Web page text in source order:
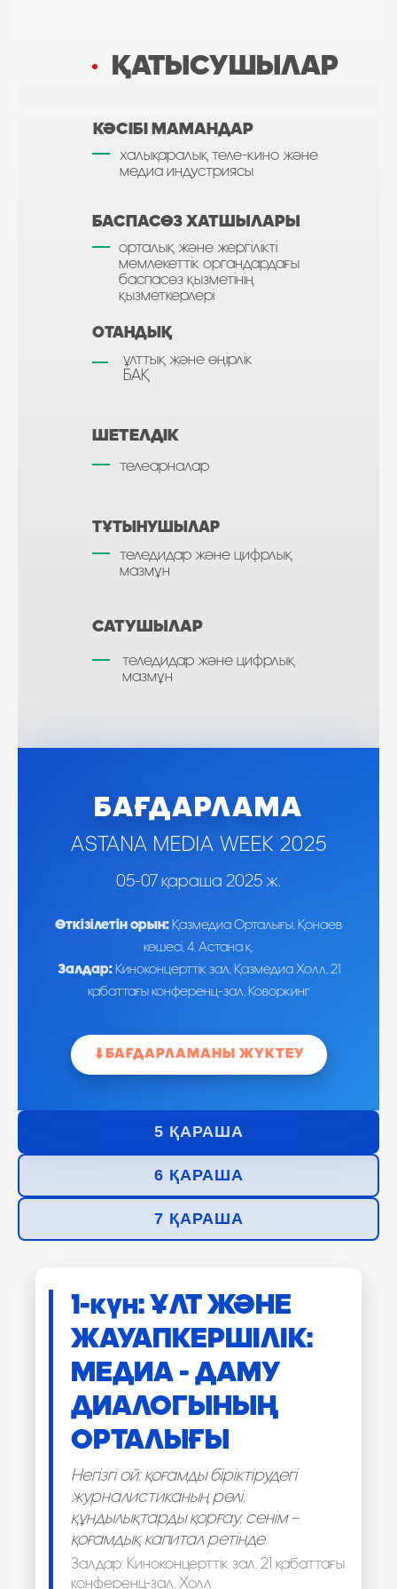
ҚАТЫСУШЫЛАР
КӘСІБІ МАМАНДАР
халықаралық теле-кино және
медиа индустриясы
орталық және жергілікті
мемлекеттік органдардағы
баспасөз қызметінің
қызметкерлері
БАСПАСӨЗ ХАТШЫЛАРЫ
теледидар және цифрлық
мазмұн
ТҰТЫНУШЫЛАР
телеарналар
ШЕТЕЛДІК
ұлттық және өңірлік
БАҚ
ОТАНДЫҚ
теледидар және цифрлық
мазмұн
САТУШЫЛАР
БАҒДАРЛАМА
ASTANA MEDIA WEEK 2025
05-07 қараша 2025 ж.
Өткізілетін орын: Қазмедиа Орталығы, Қонаев
көшесі, 4, Астана қ.
Залдар:Киноконцерттік зал, Қазмедиа Холл, 21
қабаттағы конференц-зал, Коворкинг
⬇ БАҒДАРЛАМАНЫ ЖҮКТЕУ
5 ҚАРАША
6 ҚАРАША
7 ҚАРАША
1-күн: ҰЛТ ЖӘНЕ
ЖАУАПКЕРШІЛІК:
МЕДИА - ДАМУ
ДИАЛОГЫНЫҢ
ОРТАЛЫҒЫ
Негізгі ой: қоғамды біріктірудегі
журналистиканың рөлі,
құндылықтарды қорғау, сенім –
қоғамдық капитал ретінде
Залдар: Киноконцерттік зал, 21 қабаттағы
конференц-зал, Холл